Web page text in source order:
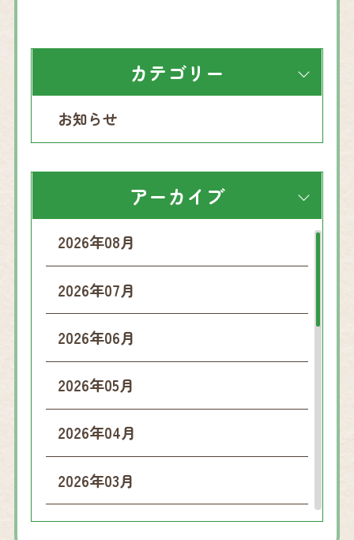
カテゴリー
お知らせ
アーカイブ
2026年08月
2026年07月
2026年06月
2026年05月
2026年04月
2026年03月
2026年02月